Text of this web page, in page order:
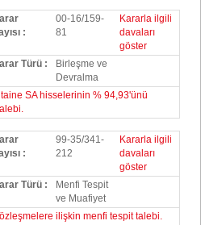
:
00-16/159-
81
Kararla ilgili
davaları
göster
Türü :
Birleşme ve
Devralma
SA hisselerinin % 94,93'ünü
:
99-35/341-
212
Kararla ilgili
davaları
göster
Türü :
Menfi Tespit
ve Muafiyet
ilişkin menfi tespit talebi.